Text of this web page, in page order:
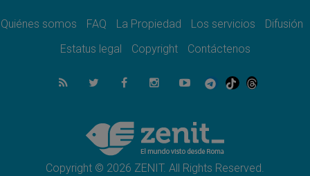
07.08.2026
el compromiso del cristiano"
La matanza de niños en Gaza no cesa: 300
muertos en 300 días
Tagle: La guerra desfigura el mundo, solo la
revelación de Dios lo transfigura
Quiénes somos FAQ La Propiedad Los servicios
Difusión
Estatus legal
Copyright Contáctenos
Copyright © 2026 ZENIT. All Rights Reserved.